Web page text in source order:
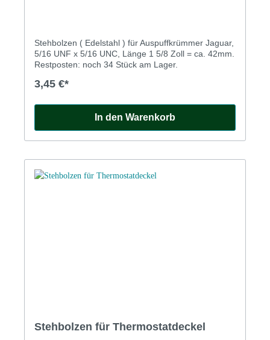
Stehbolzen ( Edelstahl ) für Auspuffkrümmer Jaguar,
5/16 UNF x 5/16 UNC, Länge 1 5/8 Zoll = ca. 42mm.
Restposten: noch 34 Stück am Lager.
3,45 €*
In den Warenkorb
Stehbolzen für Thermostatdeckel